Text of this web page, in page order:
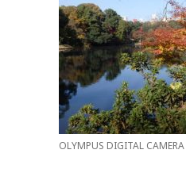
OLYMPUS DIGITAL CAMERA